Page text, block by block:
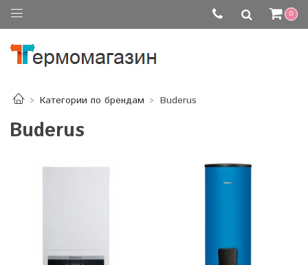
0
Категории по брендам Buderus
Buderus